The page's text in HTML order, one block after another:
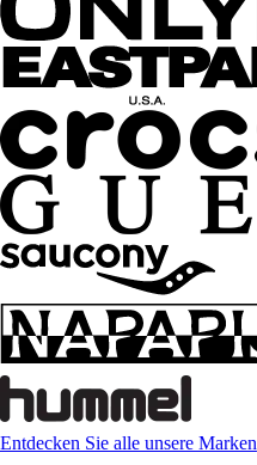
Entdecken Sie alle unsere Marken